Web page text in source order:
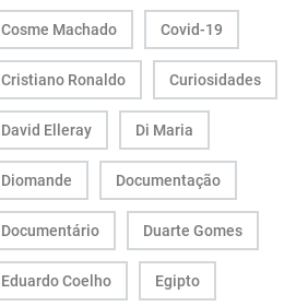
Cosme Machado Covid-19
Cristiano Ronaldo Curiosidades
David Elleray Di Maria
Diomande Documentação
Documentário Duarte Gomes
Eduardo Coelho Egipto